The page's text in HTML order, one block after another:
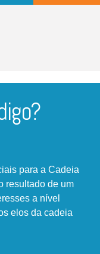
para a Cadeia
resultado de um
a nível
elos da cadeia